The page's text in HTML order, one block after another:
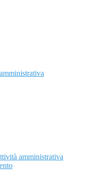
amministrativa